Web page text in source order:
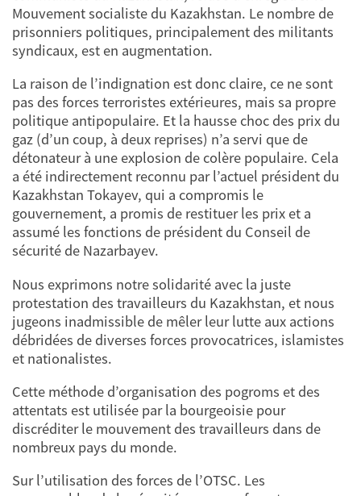
Mouvement socialiste du Kazakhstan. Le nombre de
prisonniers politiques, principalement des militants
syndicaux, est en augmentation.
La raison de l’indignation est donc claire, ce ne sont
pas des forces terroristes extérieures, mais sa propre
politique antipopulaire. Et la hausse choc des prix du
gaz (d’un coup, à deux reprises) n’a servi que de
détonateur à une explosion de colère populaire. Cela
a été indirectement reconnu par l’actuel président du
Kazakhstan Tokayev, qui a compromis le
gouvernement, a promis de restituer les prix et a
assumé les fonctions de président du Conseil de
sécurité de Nazarbayev.
Nous exprimons notre solidarité avec la juste
protestation des travailleurs du Kazakhstan, et nous
jugeons inadmissible de mêler leur lutte aux actions
débridées de diverses forces provocatrices, islamistes
et nationalistes.
Cette méthode d’organisation des pogroms et des
attentats est utilisée par la bourgeoisie pour
discréditer le mouvement des travailleurs dans de
nombreux pays du monde.
Sur l’utilisation des forces de l’OTSC. Les